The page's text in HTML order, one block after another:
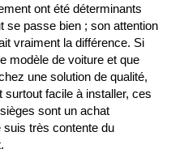
ont été déterminants
se passe bien ; son attention
vraiment la différence. Si
modèle de voiture et que
une solution de qualité,
surtout facile à installer, ces
sont un achat
suis très contente du